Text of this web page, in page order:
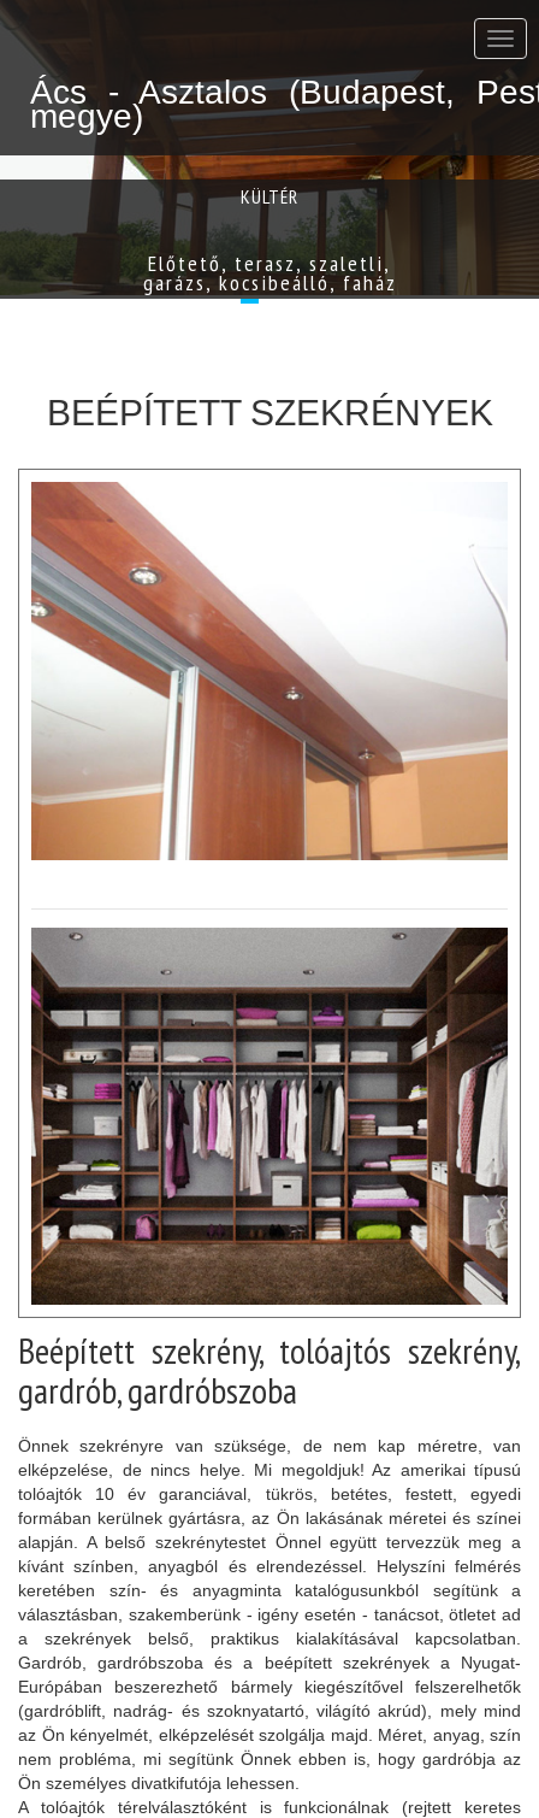
2001
Bt.
fából
van
Ács - Asztalos (Budapest,
megye)
KÜLTÉR
Előtető, terasz, szaletli,
garázs, kocsibeálló, faház
BEÉPÍTETT SZEKRÉNYEK
Beépített szekrény, tolóajtós szekrény,
gardrób, gardróbszoba
Önnek szekrényre van szüksége, de nem kap méretre, van
elképzelése, de nincs helye. Mi megoldjuk! Az amerikai típusú
tolóajtók 10 év garanciával, tükrös, betétes, festett, egyedi
formában kerülnek gyártásra, az Ön lakásának méretei és színei
alapján. A belső szekrénytestet Önnel együtt tervezzük meg a
kívánt színben, anyagból és elrendezéssel. Helyszíni felmérés
keretében szín- és anyagminta katalógusunkból segítünk a
választásban, szakemberünk - igény esetén - tanácsot, ötletet ad
a szekrények belső, praktikus kialakításával kapcsolatban.
Gardrób, gardróbszoba és a beépített szekrények a Nyugat-
Európában beszerezhető bármely kiegészítővel felszerelhetők
(gardróblift, nadrág- és szoknyatartó, világító akrúd), mely mind
az Ön kényelmét, elképzelését szolgálja majd. Méret, anyag, szín
nem probléma, mi segítünk Önnek ebben is, hogy gardróbja az
Ön személyes divatkifutója lehessen.
A tolóajtók térelválasztóként is funkcionálnak (rejtett keretes